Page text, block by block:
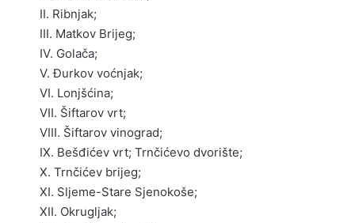
II. Ribnjak;
III. Matkov Brijeg;
IV. Golača;
V. Đurkov voćnjak;
VI. Lonjšćina;
VII. Šiftarov vrt;
VIII. Šiftarov vinograd;
IX. Bešđićev vrt; Trnčićevo dvorište;
X. Trnčićev brijeg;
XI. Sljeme-Stare Sjenokoše;
XII. Okrugljak;